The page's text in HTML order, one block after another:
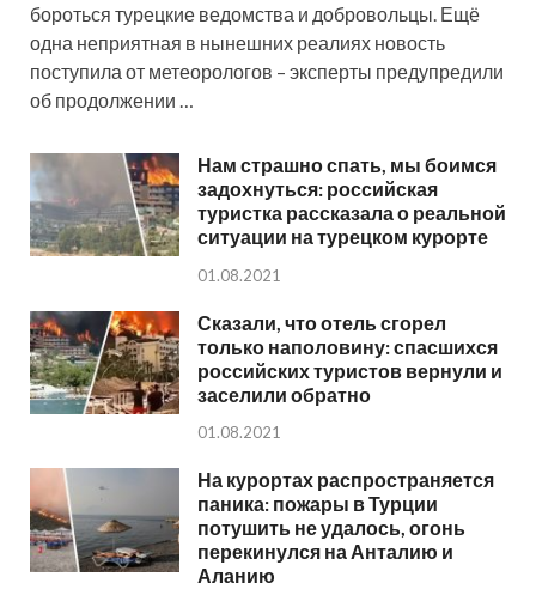
бороться турецкие ведомства и добровольцы. Ещё
одна неприятная в нынешних реалиях новость
поступила от метеорологов – эксперты предупредили
об продолжении …
Нам страшно спать, мы боимся
задохнуться: российская
туристка рассказала о реальной
ситуации на турецком курорте
01.08.2021
Сказали, что отель сгорел
только наполовину: спасшихся
российских туристов вернули и
заселили обратно
01.08.2021
На курортах распространяется
паника: пожары в Турции
потушить не удалось, огонь
перекинулся на Анталию и
Аланию